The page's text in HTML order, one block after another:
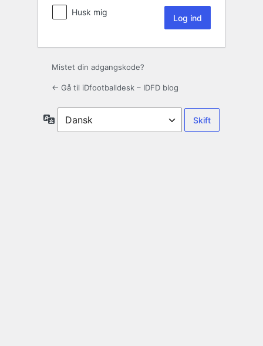
Husk mig
Mistet din adgangskode?
← Gå til iDfootballdesk – IDFD blog
Sprog